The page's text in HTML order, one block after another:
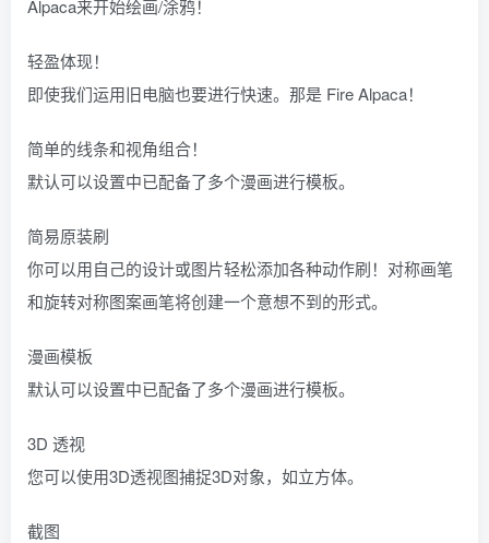
Alpaca来开始绘画/涂鸦！
轻盈体现！
即使我们运用旧电脑也要进行快速。那是 Fire Alpaca！
简单的线条和视角组合！
默认可以设置中已配备了多个漫画进行模板。
简易原装刷
你可以用自己的设计或图片轻松添加各种动作刷！对称画笔
和旋转对称图案画笔将创建一个意想不到的形式。
漫画模板
默认可以设置中已配备了多个漫画进行模板。
3D 透视
您可以使用3D透视图捕捉3D对象，如立方体。
截图